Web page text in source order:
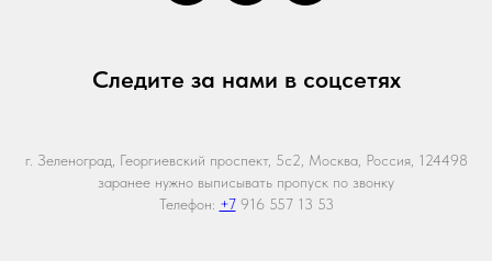
Следите за нами в соцсетях
г. Зеленоград, Георгиевский проспект, 5с2, Москва, Россия, 124498
заранее нужно выписывать пропуск по звонку
Телефон: +7916 557 13 53